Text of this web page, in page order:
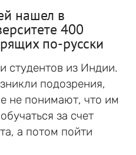
нашел в
400
по-русски
студентов из Индии.
подозрения,
не понимают, что им
за счет
а потом пойти